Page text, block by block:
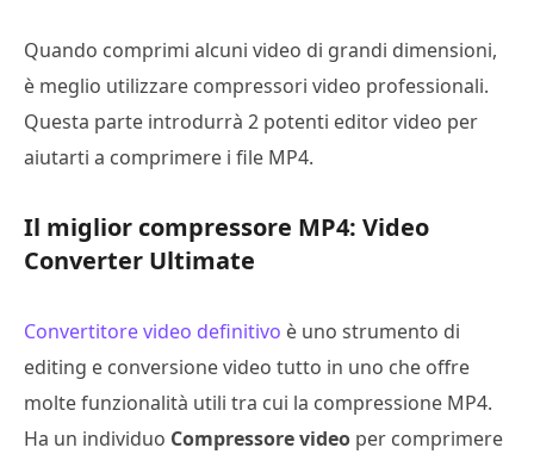
Quando comprimi alcuni video di grandi dimensioni,
è meglio utilizzare compressori video professionali.
Questa parte introdurrà 2 potenti editor video per
aiutarti a comprimere i file MP4.
Il miglior compressore MP4: Video
Converter Ultimate
Convertitore video definitivo è uno strumento di
editing e conversione video tutto in uno che offre
molte funzionalità utili tra cui la compressione MP4.
Ha un individuo Compressore video per comprimere